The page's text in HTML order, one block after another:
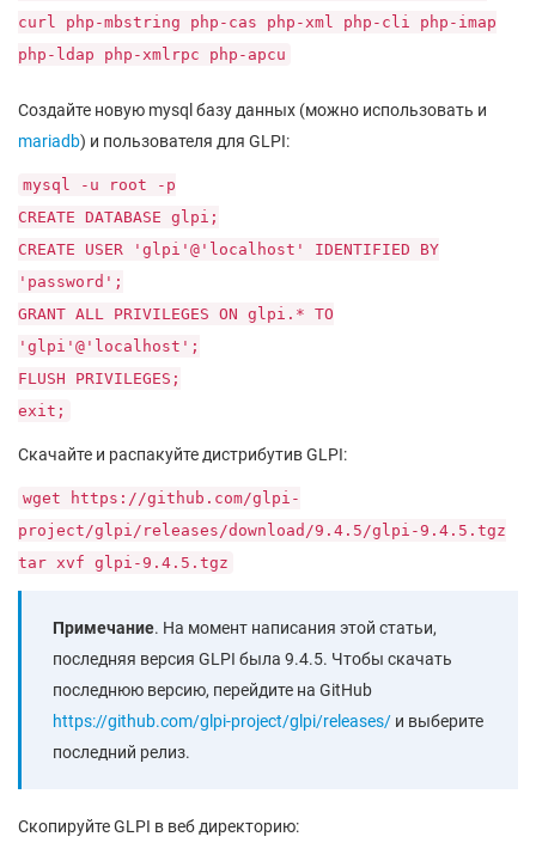
curl php-mbstring php-cas php-xml php-cli php-imap
php-ldap php-xmlrpc php-apcu
Создайте новую mysql базу данных (можно использовать и
mariadb) и пользователя для GLPI:
mysql -u root -p
CREATE DATABASE glpi;
CREATE USER 'glpi'@'localhost' IDENTIFIED BY
'password';
GRANT ALL PRIVILEGES ON glpi.* TO
'glpi'@'localhost';
FLUSH PRIVILEGES;
exit;
Скачайте и распакуйте дистрибутив GLPI:
wget https://github.com/glpi-
project/glpi/releases/download/9.4.5/glpi-9.4.5.tgz
tar xvf glpi-9.4.5.tgz
Примечание. На момент написания этой статьи,
последняя версия GLPI была 9.4.5. Чтобы скачать
последнюю версию, перейдите на GitHub
https://github.com/glpi-project/glpi/releases/ и выберите
последний релиз.
Скопируйте GLPI в веб директорию: